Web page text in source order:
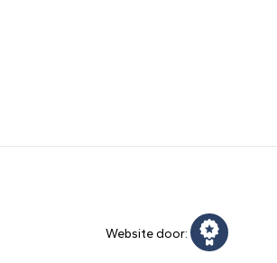
Website door: